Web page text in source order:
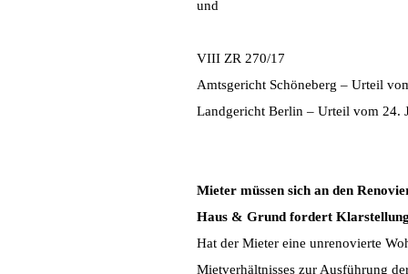
und
VIII ZR 270/17
Amtsgericht Schöneberg – Urteil
Landgericht Berlin – Urteil vom 24.
Mieter müssen sich an den
Haus & Grund fordert
Hat der Mieter eine unrenovierte
Mietverhältnisses zur Ausführung